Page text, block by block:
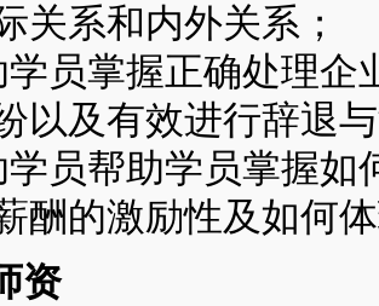
关系和内外关系；
员掌握正确处理企
以及有效进行辞退
员帮助学员掌握如
酬的激励性及如何
资